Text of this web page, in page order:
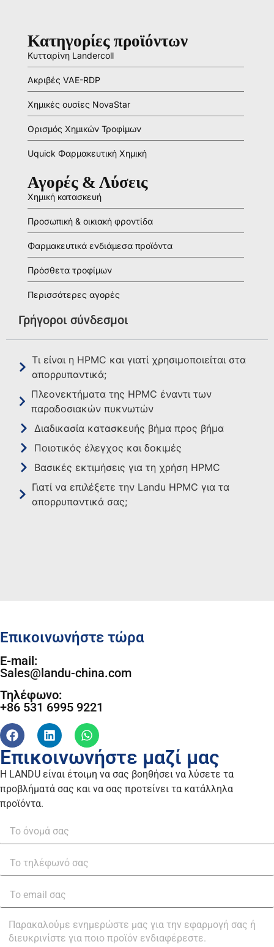
Κατηγορίες προϊόντων
Κυτταρίνη Landercoll
Ακριβές VAE-RDP
Χημικές ουσίες NovaStar
Ορισμός Χημικών Τροφίμων
Uquick Φαρμακευτική Χημική
Αγορές & Λύσεις
Χημική κατασκευή
Προσωπική & οικιακή φροντίδα
Φαρμακευτικά ενδιάμεσα προϊόντα
Πρόσθετα τροφίμων
Περισσότερες αγορές
Γρήγοροι σύνδεσμοι
Τι είναι η HPMC και γιατί χρησιμοποιείται στα
απορρυπαντικά;
Πλεονεκτήματα της HPMC έναντι των
παραδοσιακών πυκνωτών
Διαδικασία κατασκευής βήμα προς βήμα
Ποιοτικός έλεγχος και δοκιμές
Βασικές εκτιμήσεις για τη χρήση HPMC
Γιατί να επιλέξετε την Landu HPMC για τα
απορρυπαντικά σας;
Επικοινωνήστε τώρα
E-mail:
Sales@landu-china.com
Τηλέφωνο:
+86 531 6995 9221
Επικοινωνήστε μαζί μας
Η LANDU είναι έτοιμη να σας βοηθήσει να λύσετε τα
προβλήματά σας και να σας προτείνει τα κατάλληλα
προϊόντα.